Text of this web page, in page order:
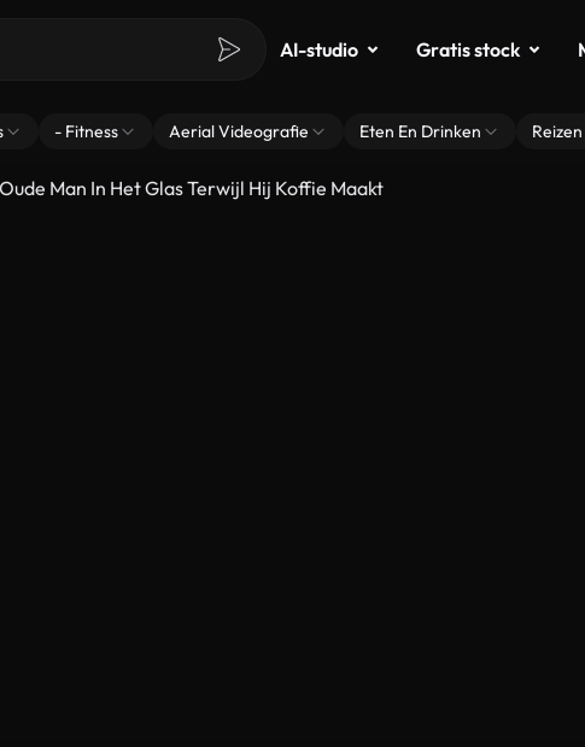
AI-studio Gratis stock
- Fitness Aerial Videografie Eten En Drinken Reizen
Man In Het Glas Terwijl Hij Koffie Maakt